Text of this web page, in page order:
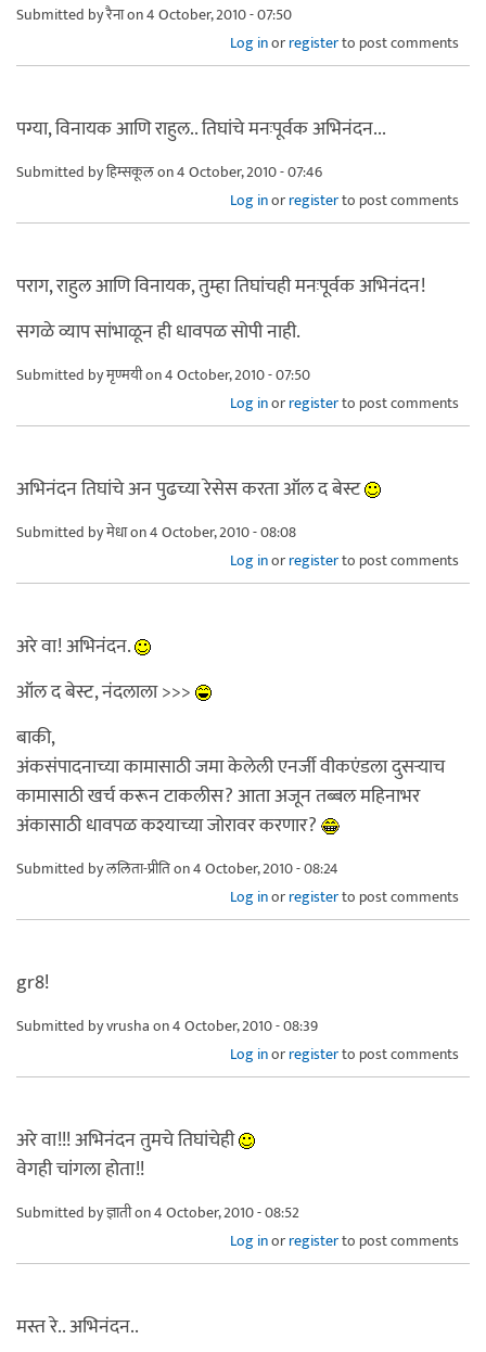
Submitted byरैनाon 4 October, 2010 - 07:50
Log inorregisterto post comments
पग्या, विनायक आणि राहुल.. तिघांचे मनःपूर्वक अभिनंदन...
Submitted byहिम्सकूलon 4 October, 2010 - 07:46
Log inorregisterto post comments
पराग, राहुल आणि विनायक, तुम्हा तिघांचही मनःपूर्वक अभिनंदन!
सगळे व्याप सांभाळून ही धावपळ सोपी नाही.
Submitted byमृण्मयीon 4 October, 2010 - 07:50
Log inorregisterto post comments
अभिनंदन तिघांचे अन पुढच्या रेसेस करता ऑल द बेस्ट
Submitted byमेधाon 4 October, 2010 - 08:08
Log inorregisterto post comments
अरे वा! अभिनंदन.
ऑल द बेस्ट, नंदलाला >>>
बाकी,
अंकसंपादनाच्या कामासाठी जमा केलेली एनर्जी वीकएंडला दुसर्‍याच
कामासाठी खर्च करून टाकलीस? आता अजून तब्बल महिनाभर
अंकासाठी धावपळ कश्याच्या जोरावर करणार?
Submitted byललिता-प्रीतिon 4 October, 2010 - 08:24
Log inorregisterto post comments
gr8!
Submitted byvrushaon 4 October, 2010 - 08:39
Log inorregisterto post comments
अरे वा!!! अभिनंदन तुमचे तिघांचेही
वेगही चांगला होता!!
Submitted byज्ञातीon 4 October, 2010 - 08:52
Log inorregisterto post comments
मस्त रे.. अभिनंदन..